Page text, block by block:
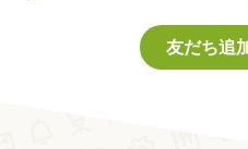
友だち追